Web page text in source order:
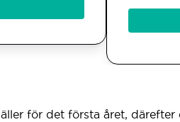
för det första året, därefter